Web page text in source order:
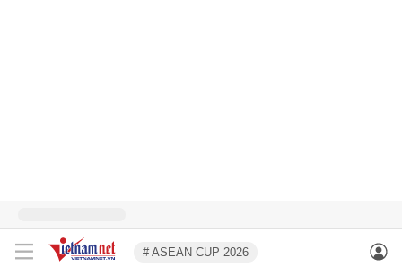
# ASEAN CUP 2026